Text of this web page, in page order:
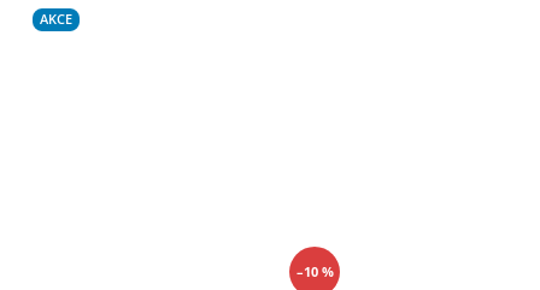
AKCE
–10 %